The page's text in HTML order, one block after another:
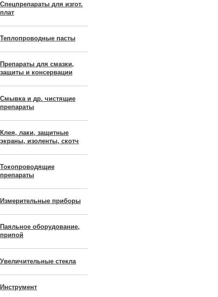
Спецпрепараты для изгот.
плат
Теплопроводные пасты
Препараты для смазки,
защиты и консервации
Смывка и др. чистящие
препараты
Клея, лаки, защитные
экраны, изоленты, скотч
Токопроводящие
препараты
Измерительные приборы
Паяльное оборудование,
припой
Увеличительные стекла
Инструмент